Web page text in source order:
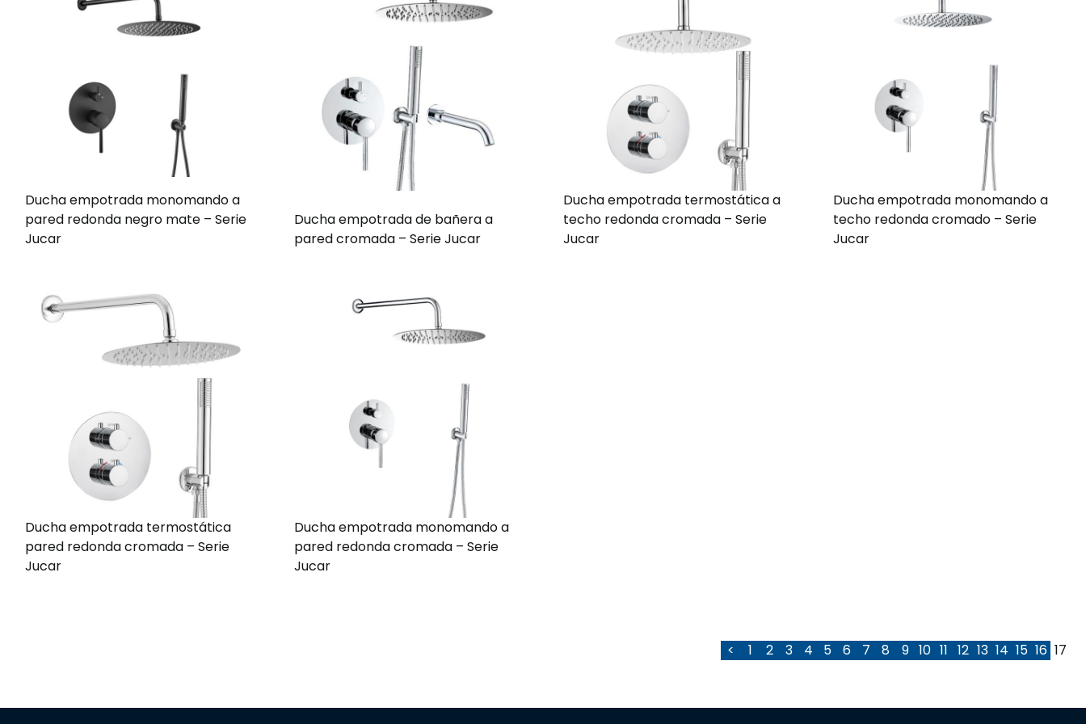
Ducha empotrada monomando a
pared redonda negro mate – Serie
Jucar
Ducha empotrada de bañera a
pared cromada – Serie Jucar
Ducha empotrada termostática a
techo redonda cromada – Serie
Jucar
Ducha empotrada monomando a
techo redonda cromado – Serie
Jucar
Ducha empotrada termostática
pared redonda cromada – Serie
Jucar
Ducha empotrada monomando a
pared redonda cromada – Serie
Jucar
< 1 2 3 4 5 6 7 8 9 10 11 12 13 14 15 16 17